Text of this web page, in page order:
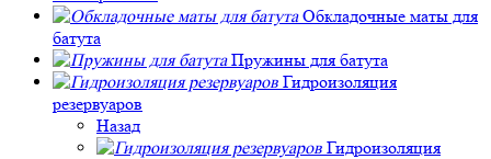
Обкладочные маты для
батута
Пружины для батута
Гидроизоляция
резервуаров
Назад
Гидроизоляция